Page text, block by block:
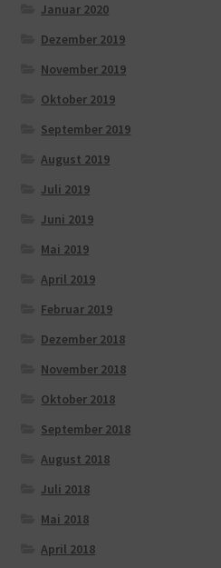
Januar 2020
Dezember 2019
November 2019
Oktober 2019
September 2019
August 2019
Juli 2019
Juni 2019
Mai 2019
April 2019
Februar 2019
Dezember 2018
November 2018
Oktober 2018
September 2018
August 2018
Juli 2018
Mai 2018
April 2018